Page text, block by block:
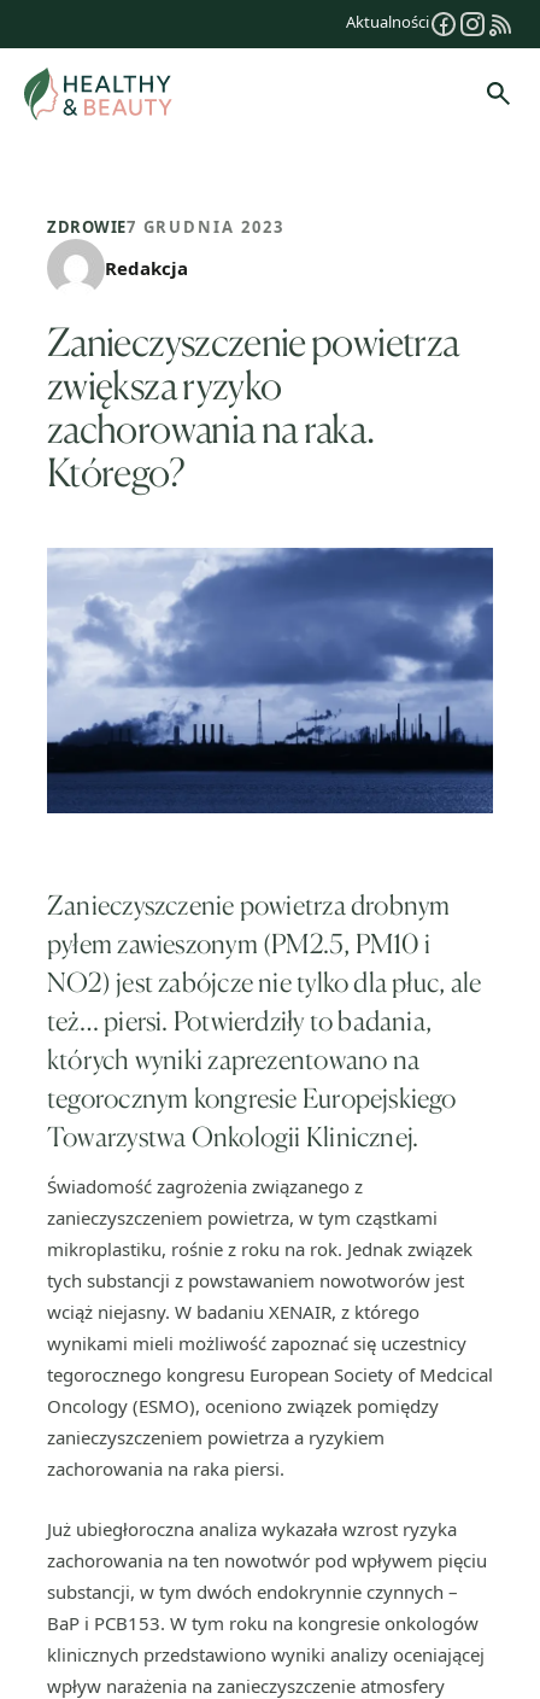
treści
Aktualności
ZDROWIE7 GRUDNIA 2023
Redakcja
Zanieczyszczenie powietrza
zwiększa ryzyko
zachorowania na raka.
Którego?
Zanieczyszczenie powietrza drobnym
pyłem zawieszonym (PM2.5, PM10 i
NO2) jest zabójcze nie tylko dla płuc, ale
też… piersi. Potwierdziły to badania,
których wyniki zaprezentowano na
tegorocznym kongresie Europejskiego
Towarzystwa Onkologii Klinicznej.
Świadomość zagrożenia związanego z
zanieczyszczeniem powietrza, w tym cząstkami
mikroplastiku, rośnie z roku na rok. Jednak związek
tych substancji z powstawaniem nowotworów jest
wciąż niejasny. W badaniu XENAIR, z którego
wynikami mieli możliwość zapoznać się uczestnicy
tegorocznego kongresu European Society of Medcical
Oncology (ESMO), oceniono związek pomiędzy
zanieczyszczeniem powietrza a ryzykiem
zachorowania na raka piersi.
Już ubiegłoroczna analiza wykazała wzrost ryzyka
zachorowania na ten nowotwór pod wpływem pięciu
substancji, w tym dwóch endokrynnie czynnych –
BaP i PCB153. W tym roku na kongresie onkologów
klinicznych przedstawiono wyniki analizy oceniającej
wpływ narażenia na zanieczyszczenie atmosfery